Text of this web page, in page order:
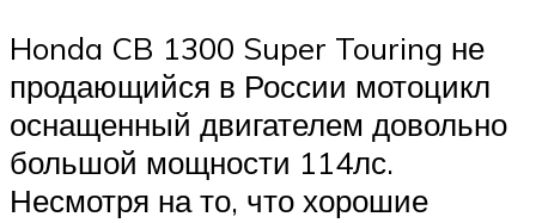
Honda CB 1300 Super Touring не
продающийся в России мотоцикл
оснащенный двигателем довольно
большой мощности 114лс.
Несмотря на то, что хорошие